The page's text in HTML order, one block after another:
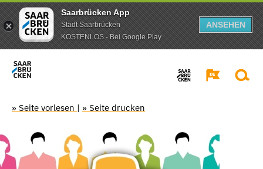
Saarbrücken App
Stadt Saarbrücken
KOSTENLOS - Bei Google Play
ANSEHEN
» Seite vorlesen | » Seite drucken